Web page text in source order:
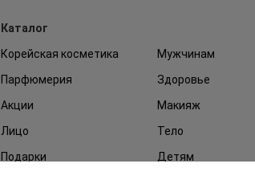
Каталог
Корейская косметика
Мужчинам
Парфюмерия
Здоровье
Акции
Макияж
Лицо
Тело
Подарки
Детям